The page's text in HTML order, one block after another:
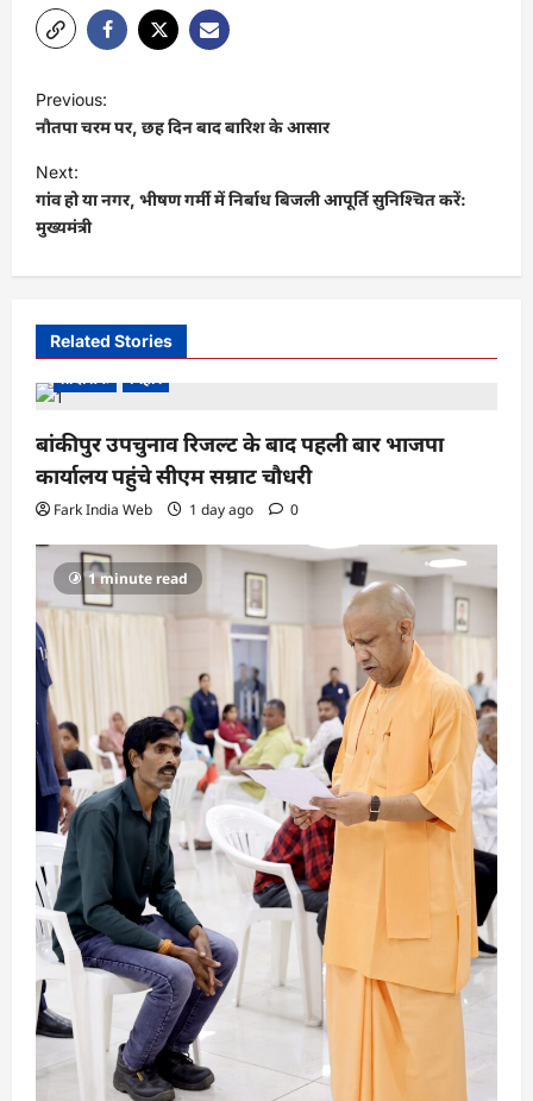
P
o
s
t
n
a
g
t
i
Previous:
नौतपा चरम पर, छह दिन बाद बारिश के आसार
Next:
गांव हो या नगर, भीषण गर्मी में निर्बाध बिजली आपूर्ति सुनिश्चित करें:
मुख्यमंत्री
Related Stories
प्रादेशिक
बिहार
बांकीपुर उपचुनाव रिजल्ट के बाद पहली बार भाजपा
कार्यालय पहुंचे सीएम सम्राट चौधरी
Fark India Web 1 day ago 0
1 minute read